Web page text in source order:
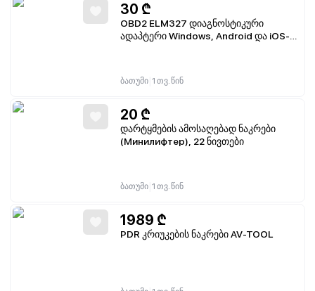
30 ₾
OBD2 ELM327 დიაგნოსტიკური
ადაპტერი Windows, Android და iOS-
ბათუმი 1 თვ. წინ
20 ₾
დარტყმების ამოსაღებად ნაკრები
(Минилифтер), 22 ნივთები
ბათუმი 1 თვ. წინ
1989 ₾
PDR კრიუკების ნაკრები AV-TOOL